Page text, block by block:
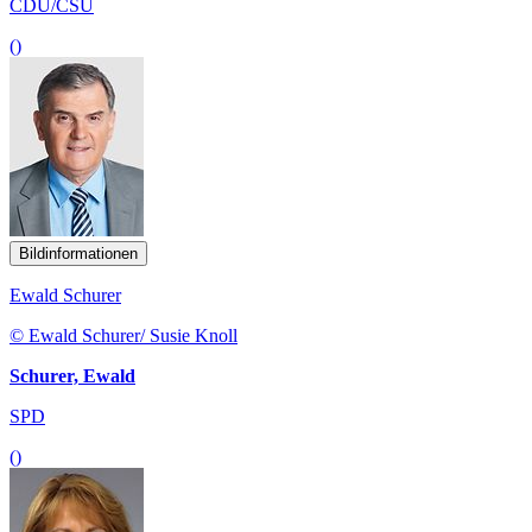
CDU/CSU
()
Bildinformationen
Ewald Schurer
© Ewald Schurer/ Susie Knoll
Schurer, Ewald
SPD
()